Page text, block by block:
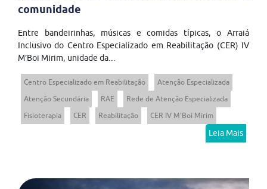
comunidade
Entre bandeirinhas, músicas e comidas típicas, o Arraiá
Inclusivo do Centro Especializado em Reabilitação (CER) IV
M’Boi Mirim, unidade da...
Centro Especializado em Reabilitação
Atenção Especializada
Atenção Secundária
RAE
Rede de Atenção Especializada
Fisioterapia
CER Reabilitação CER IV M'Boi Mirim
Leia Mais